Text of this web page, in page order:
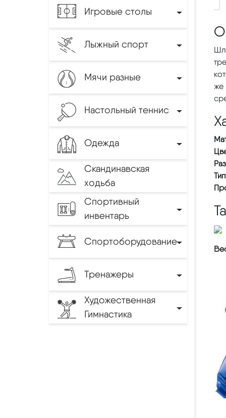
Игровые столы
Лыжный спорт
Мячи разные
Настольный теннис
Одежда
Скандинавская
ходьба
Спортивный
инвентарь
Спортоборудование
Тренажеры
Художественная
Гимнастика
же